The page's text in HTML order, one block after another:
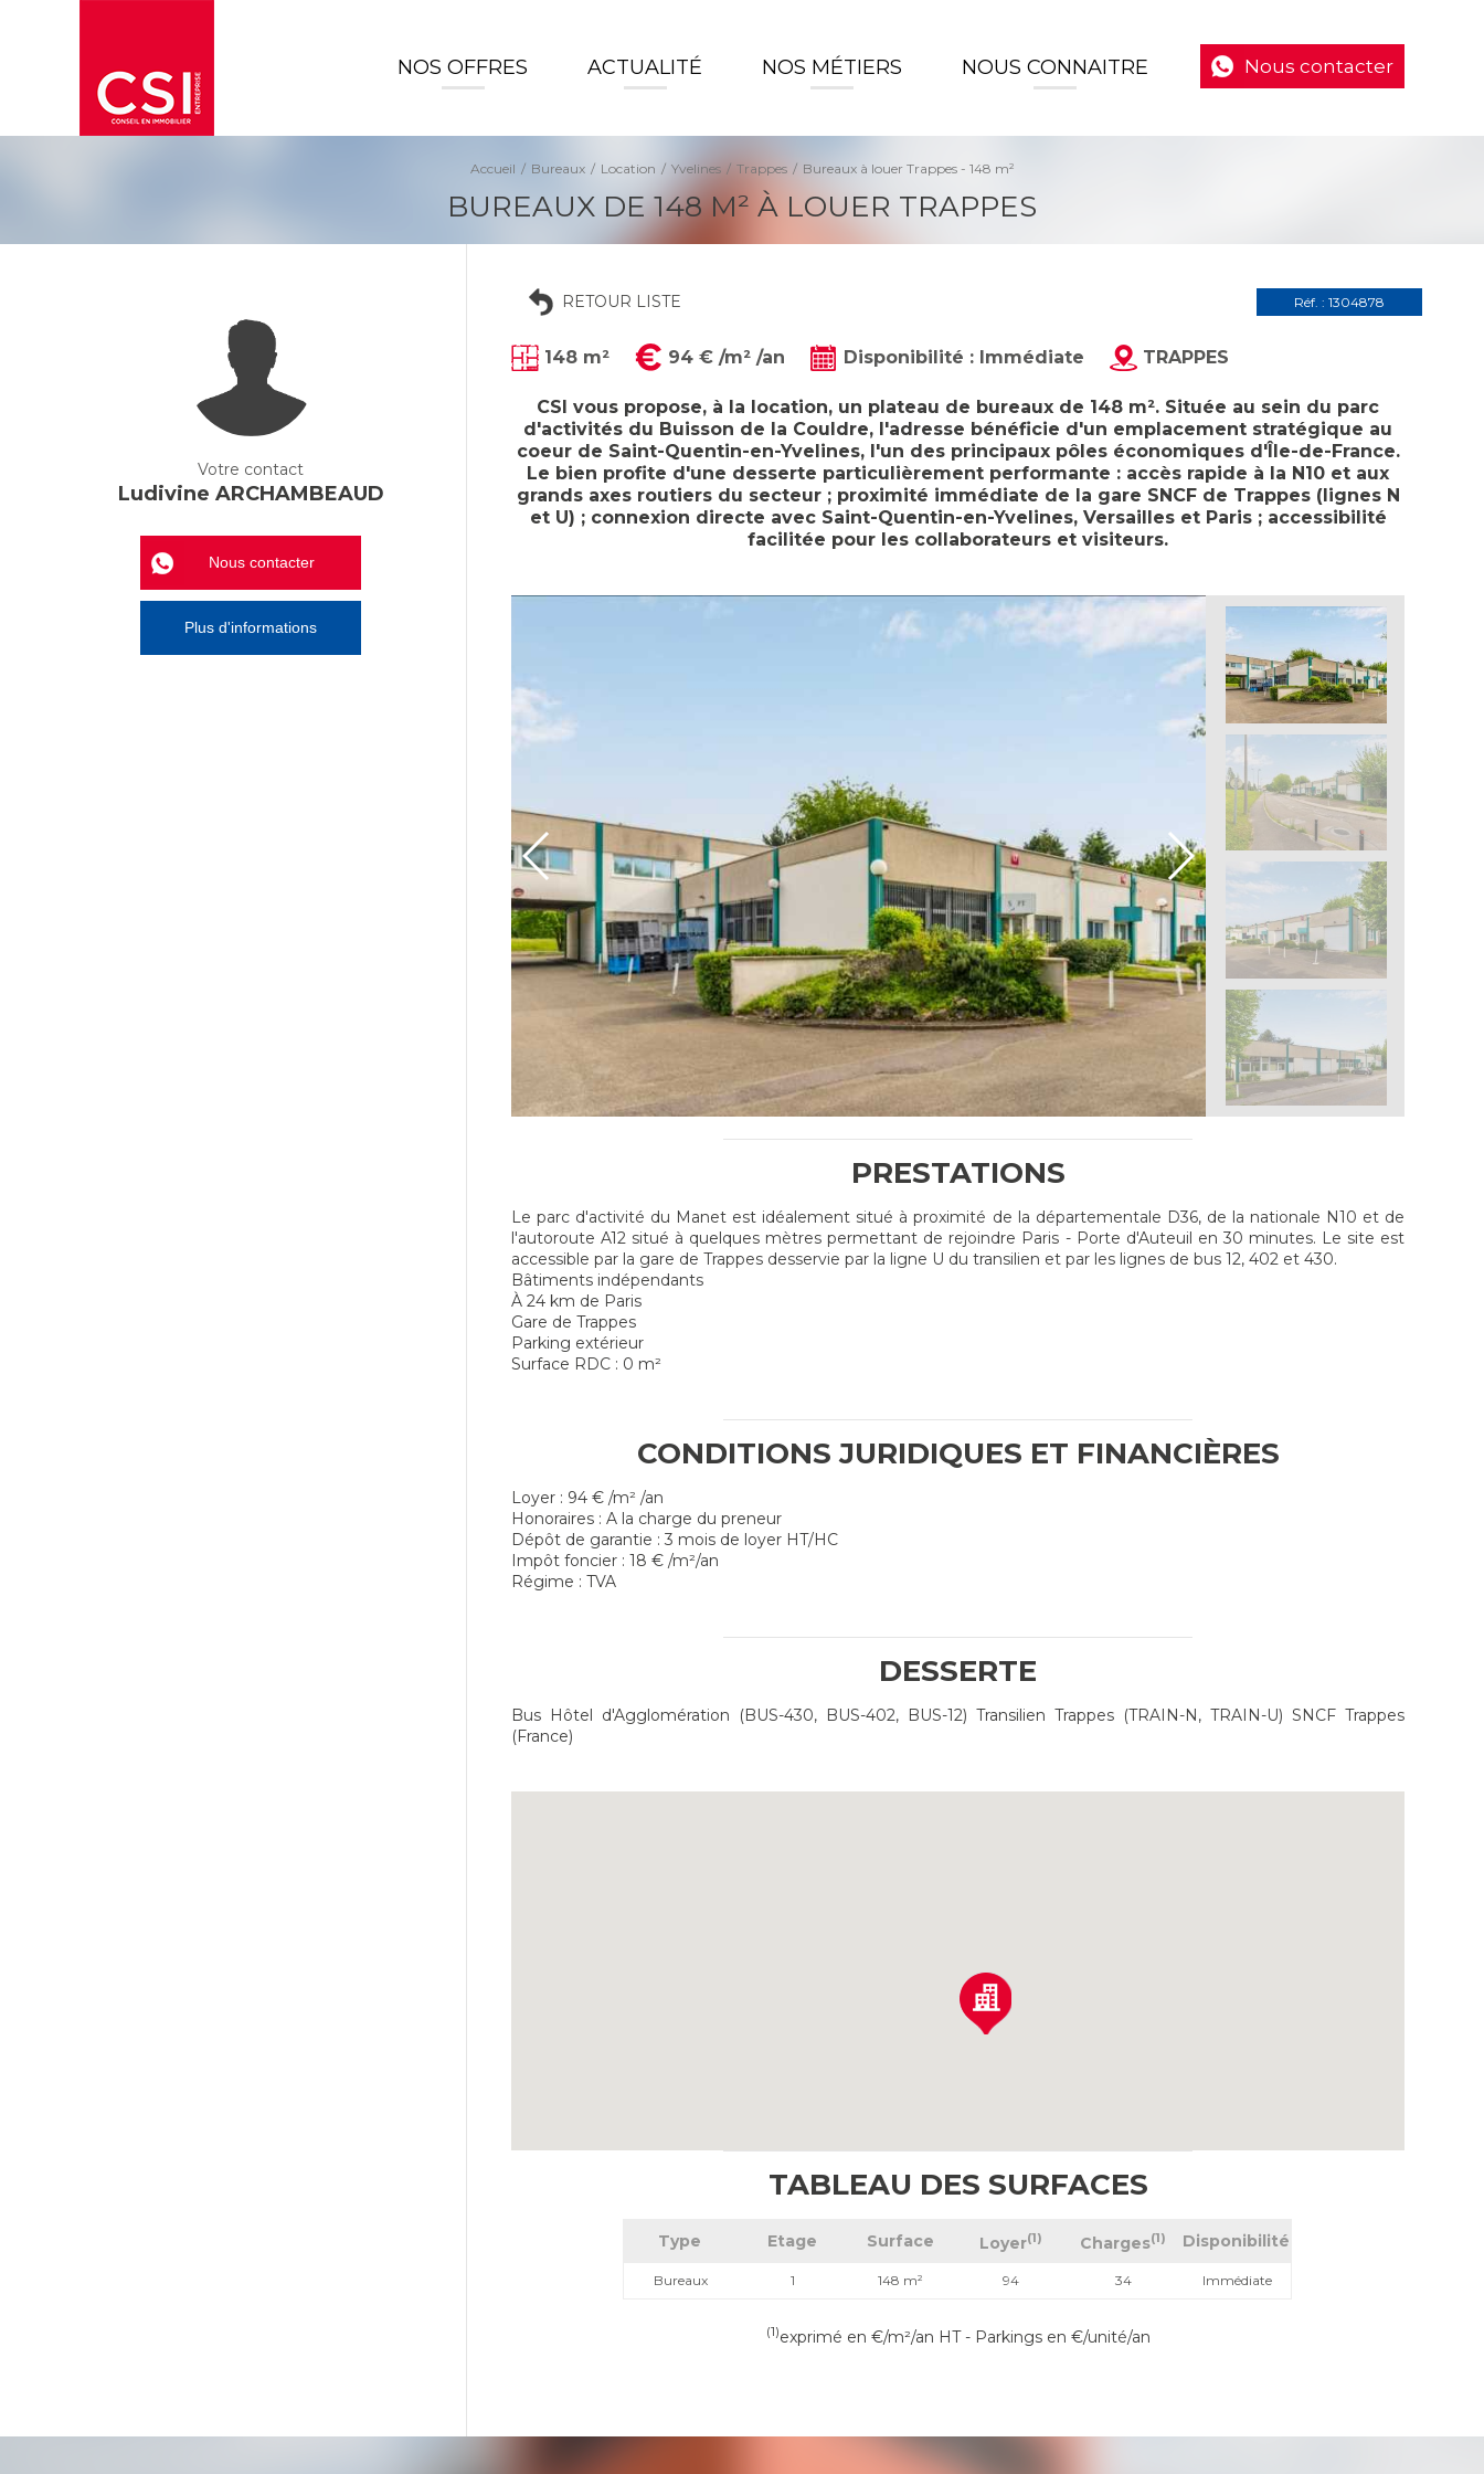
Nous contacter
NOS OFFRES ACTUALITÉ NOS MÉTIERS NOUS CONNAITRE
Accueil Bureaux Location Yvelines Trappes Bureaux à louer Trappes - 148 m²
BUREAUX DE 148 M² À LOUER TRAPPES
RETOUR LISTE Réf. : 1304878
148 m² 94 € /m² /an Disponibilité : Immédiate TRAPPES
CSI vous propose, à la location, un plateau de bureaux de 148 m². Située au sein du parc
d'activités du Buisson de la Couldre, l'adresse bénéficie d'un emplacement stratégique au
coeur de Saint-Quentin-en-Yvelines, l'un des principaux pôles économiques d'Île-de-France.
Le bien profite d'une desserte particulièrement performante : accès rapide à la N10 et aux
grands axes routiers du secteur ; proximité immédiate de la gare SNCF de Trappes (lignes N
et U) ; connexion directe avec Saint-Quentin-en-Yvelines, Versailles et Paris ; accessibilité
facilitée pour les collaborateurs et visiteurs.
PRESTATIONS
Le parc d'activité du Manet est idéalement situé à proximité de la départementale D36, de la nationale N10 et de
l'autoroute A12 situé à quelques mètres permettant de rejoindre Paris - Porte d'Auteuil en 30 minutes. Le site est
accessible par la gare de Trappes desservie par la ligne U du transilien et par les lignes de bus 12, 402 et 430.
Bâtiments indépendants
À 24 km de Paris
Gare de Trappes
Parking extérieur
Surface RDC : 0 m²
CONDITIONS JURIDIQUES ET FINANCIÈRES
Loyer : 94 € /m² /an
Honoraires : A la charge du preneur
Dépôt de garantie : 3 mois de loyer HT/HC
Impôt foncier : 18 € /m²/an
Régime : TVA
DESSERTE
Bus Hôtel d'Agglomération (BUS-430, BUS-402, BUS-12) Transilien Trappes (TRAIN-N, TRAIN-U) SNCF Trappes
(France)
TABLEAU DES SURFACES
Type Etage Surface Loyer(1) Charges(1) Disponibilité
Bureaux 1 148 m² 94 34 Immédiate
(1)exprimé en €/m²/an HT - Parkings en €/unité/an
Votre contact
Ludivine ARCHAMBEAUD
Nous contacter
Plus d'informations